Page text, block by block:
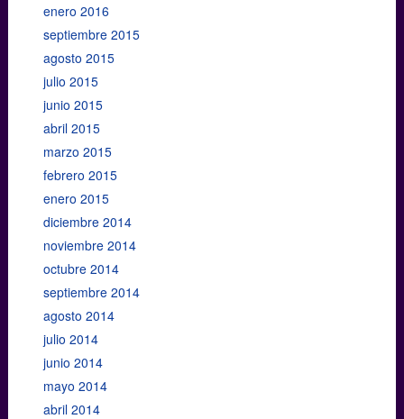
enero 2016
septiembre 2015
agosto 2015
julio 2015
junio 2015
abril 2015
marzo 2015
febrero 2015
enero 2015
diciembre 2014
noviembre 2014
octubre 2014
septiembre 2014
agosto 2014
julio 2014
junio 2014
mayo 2014
abril 2014